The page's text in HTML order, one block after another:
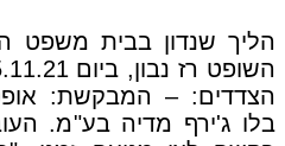
הליך שנדון בבית משפט
הצדדים: – המבקשת:
בלו ג'ירף מדיה בע"מ.